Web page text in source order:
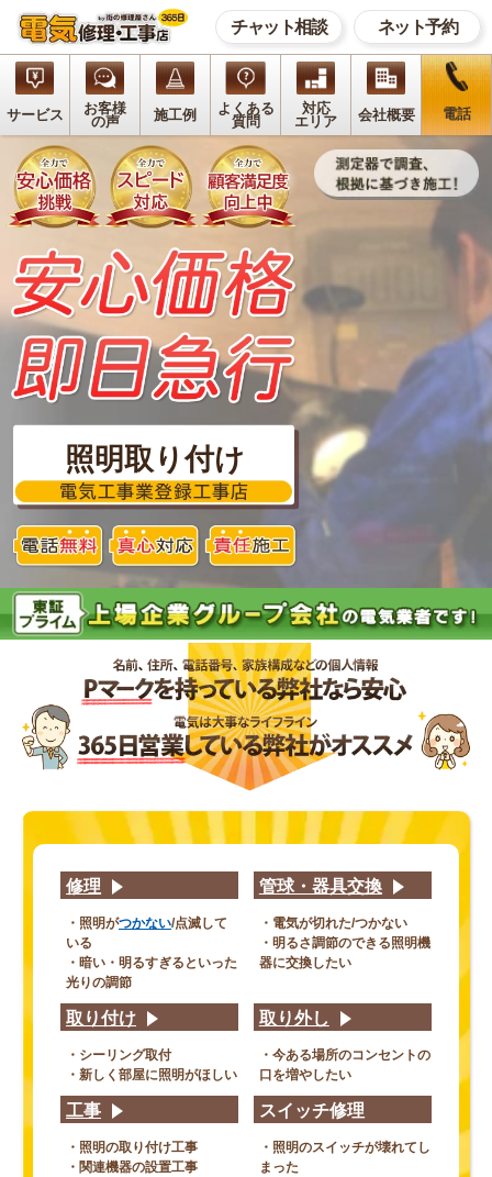
チャット相談 ネット予約
サービス
お客様
の声
施工例
よくある
質問
対応
エリア
会社概要 電話
照明取り付け
修理
・照明がつかない/点滅して
いる
・暗い・明るすぎるといった
光りの調節
管球・器具交換
・電気が切れた/つかない
・明るさ調節のできる照明機
器に交換したい
取り付け
・シーリング取付
・新しく部屋に照明がほしい
取り外し
・今ある場所のコンセントの
口を増やしたい
工事
・照明の取り付け工事
・関連機器の設置工事
スイッチ修理
・照明のスイッチが壊れてし
まった